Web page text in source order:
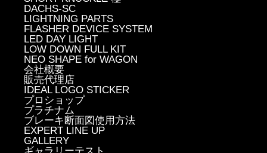
DACHS-SC
LIGHTNING PARTS
FLASHER DEVICE SYSTEM
LED DAY LIGHT
LOW DOWN FULL KIT
NEO SHAPE for WAGON
会社概要
販売代理店
IDEAL LOGO STICKER
プロショップ
プラチナム
ブレーキ断面図使用方法
EXPERT LINE UP
GALLERY